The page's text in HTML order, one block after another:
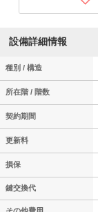
設備詳細情報
種別 / 構造
所在階 / 階数
契約期間
更新料
損保
鍵交換代